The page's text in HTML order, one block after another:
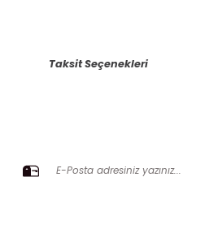
Ürün bilgilerinde hatalar bulunuyor.
Taksit Seçenekleri